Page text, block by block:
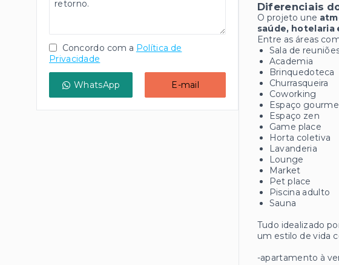
Diferenciais
O projeto une
saúde, hotelaria
Entre as áreas
Sala de
Academia
Brinquedoteca
Churrasqueira
Coworking
Espaço
Espaço zen
Game place
Horta coletiva
Lavanderia
Lounge
Market
Pet place
Piscina adulto
Sauna
Tudo idealizado
um estilo de vida
-apartamento à
Concordo com a Política de
Privacidade
WhatsApp E-mail